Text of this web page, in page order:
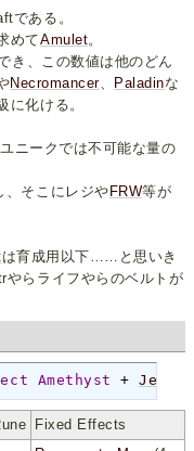
である。
めてAmulet。
き、この数値は他のどん
Necromancer、 Paladinな
に化ける。
ニークでは不可能な量の
、そこにレジや FRW等が
は育成用以下……と思いき
やらライフやらのベルトが
Amethyst + Jewel
Fixed Effects